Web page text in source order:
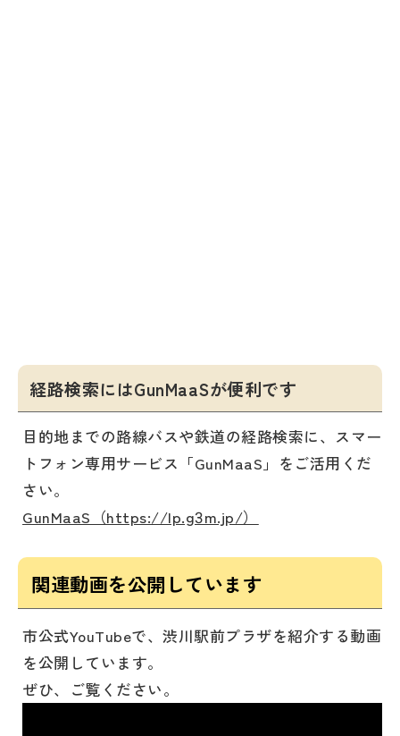
経路検索にはGunMaaSが便利です
目的地までの路線バスや鉄道の経路検索に、スマー
トフォン専用サービス「GunMaaS」をご活用くだ
さい。
GunMaaS（https://lp.g3m.jp/）
関連動画を公開しています
市公式YouTubeで、渋川駅前プラザを紹介する動画
を公開しています。
ぜひ、ご覧ください。